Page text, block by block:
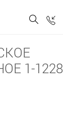
1-1228